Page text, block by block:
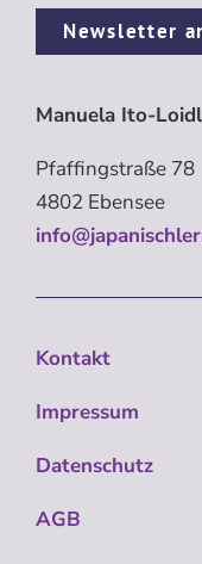
Newsletter
Manuela Ito-
Pfaffingstraße 78
4802 Ebensee
Kontakt
Impressum
Datenschutz
AGB